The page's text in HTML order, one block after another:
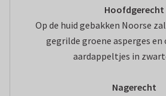
Hoofdgerecht
Op de huid gebakken Noorse
gegrilde groene asperges en
aardappeltjes in
Nagerecht